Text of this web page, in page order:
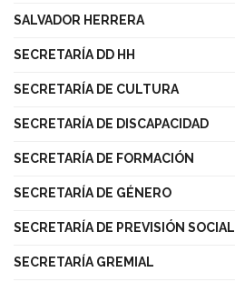
SALVADOR HERRERA
SECRETARÍA DD HH
SECRETARÍA DE CULTURA
SECRETARÍA DE DISCAPACIDAD
SECRETARÍA DE FORMACIÓN
SECRETARÍA DE GÉNERO
SECRETARÍA DE PREVISIÓN SOCIAL
SECRETARÍA GREMIAL